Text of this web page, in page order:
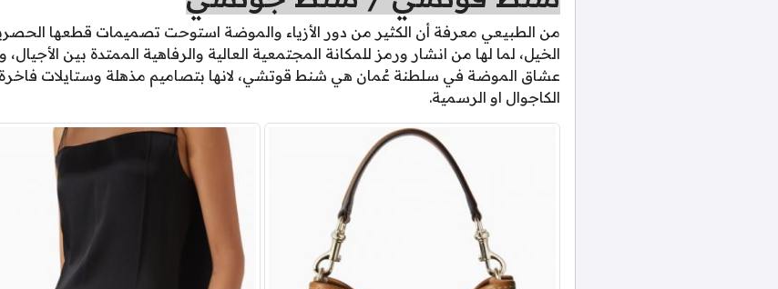
من الطبيعي معرفة أن الكثير من دور الأزياء والموضة استوحت تصميمات قطعها
الخيل، لما لها من انشار ورمز للمكانة المجتمعية العالية والرفاهية الممتدة بين
عشاق الموضة في سلطنة عُمان هي شنط قوتشي، لانها بتصاميم مذهلة وستايلات فاخرة
الكاجوال او الرسمية.